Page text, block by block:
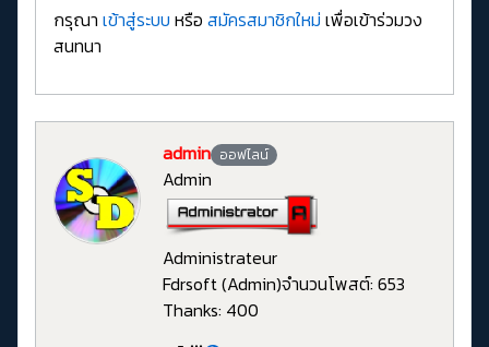
กรุณา เข้าสู่ระบบ หรือ สมัครสมาชิกใหม่ เพื่อเข้าร่วมวง
สนทนา
admin ออฟไลน์
Admin
Administrateur
Fdrsoft (Admin)จำนวนโพสต์: 653
Thanks: 400